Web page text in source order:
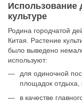
Использование
культуре
Родина городчатой
Китая. Растение
было выведено
используют:
для одиночной
площадок отдыха,
в качестве